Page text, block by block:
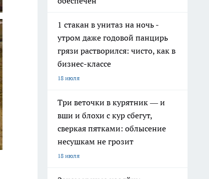
1 стакан в унитаз на ночь -
утром даже годовой панцирь
грязи растворился: чисто, как в
бизнес-классе
18 июля
Три веточки в курятник — и
вши и блохи с кур сбегут,
сверкая пятками: облысение
несушкам не грозит
18 июля